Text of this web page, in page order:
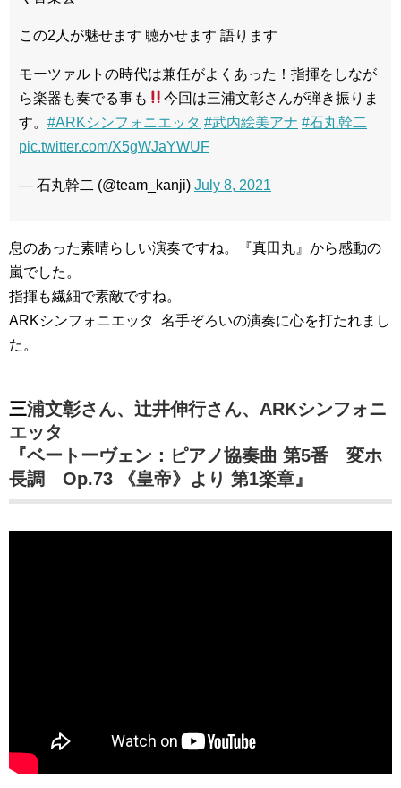
この2人が魅せます 聴かせます 語ります
モーツァルトの時代は兼任がよくあった！指揮をしなが
ら楽器も奏でる事も
今回は三浦文彰さんが弾き振りま
す。 #ARKシンフォニエッタ #武内絵美アナ #石丸幹二
pic.twitter.com/X5gWJaYWUF
— 石丸幹二 (@team_kanji) July 8, 2021
息のあった素晴らしい演奏ですね。『真田丸』から感動の
嵐でした。
指揮も繊細で素敵ですね。
ARKシンフォニエッタ 名手ぞろいの演奏に心を打たれまし
た。
三浦文彰さん、辻井伸行さん、ARKシンフォニ
エッタ
『ベートーヴェン：ピアノ協奏曲 第5番 変ホ
長調 Op.73 《皇帝》より 第1楽章』